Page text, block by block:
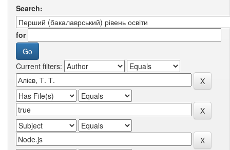
Search:
for
Current filters: